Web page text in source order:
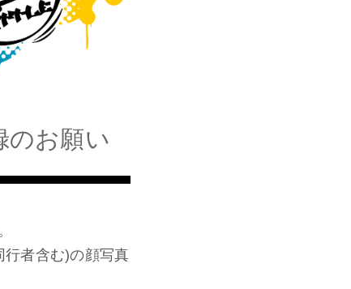
のお願い
行者含む)の顔写真